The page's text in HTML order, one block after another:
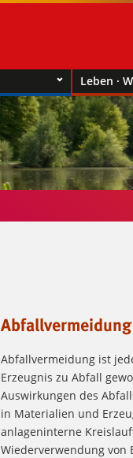
Leben ·
Abfallvermeidung
Abfallvermeidung ist
Erzeugnis zu Abfall
Auswirkungen des
in Materialien und
anlageninterne
Wiederverwendung von